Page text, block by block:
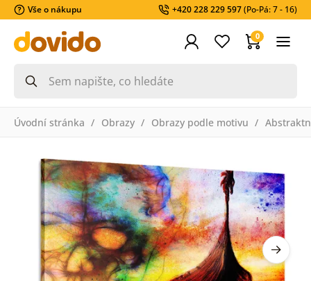
Vše o nákupu +420 228 229 597(Po-Pá: 7 - 16)
0
Úvodní stránka Obrazy Obrazy podle motivu